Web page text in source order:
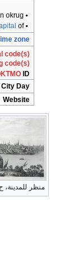
•
okrug
•
of
zone
code(s)
code(s)
ID
City Day
Website
منظر للمدينة، ح.